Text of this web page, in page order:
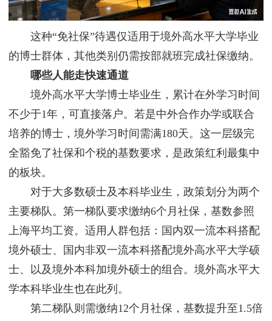
这种“免社保”待遇仅适用于境外高水平大学毕业
的博士群体，其他类别仍需按部就班完成社保缴纳。
哪些人能走快速通道
境外高水平大学博士毕业生，累计在外学习时间
不少于1年，可直接落户。若是中外合作办学或联合
培养的博士，境外学习时间需满180天。这一层级完
全豁免了社保和个税的基数要求，是政策红利最集中
的板块。
对于大多数硕士及本科毕业生，政策划分为两个
主要梯队。第一梯队要求缴纳6个月社保，基数参照
上海平均工资。适用人群包括：国内双一流本科搭配
境外硕士、国内非双一流本科搭配境外高水平大学硕
士、以及境外本科加境外硕士的组合。境外高水平大
学本科毕业生也在此列。
第二梯队则需缴纳12个月社保，基数提升至1.5倍